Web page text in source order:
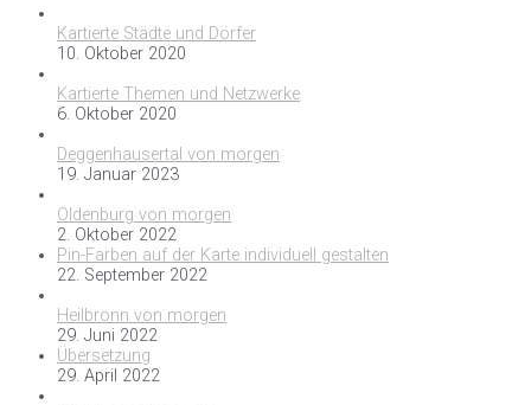
Kartierte Städte und Dörfer
10. Oktober 2020
Kartierte Themen und Netzwerke
6. Oktober 2020
Deggenhausertal von morgen
19. Januar 2023
Oldenburg von morgen
2. Oktober 2022
Pin-Farben auf der Karte individuell gestalten
22. September 2022
Heilbronn von morgen
29. Juni 2022
Übersetzung
29. April 2022